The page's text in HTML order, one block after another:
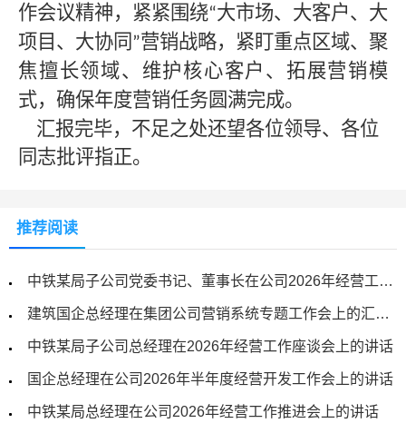
作会议精神，紧紧围绕“大市场、大客户、大
项目、大协同 ”营销战略，紧盯重点区域、聚
焦擅长领域、维护核心客户、拓展营销模
式，确保年度营销任务圆满完成。
汇报完毕，不足之处还望各位领导、各位
同志批评指正。
推荐阅读
中铁某局子公司党委书记、董事长在公司2026年经营工作会议上的讲话
建筑国企总经理在集团公司营销系统专题工作会上的汇报发言材料
中铁某局子公司总经理在2026年经营工作座谈会上的讲话
国企总经理在公司2026年半年度经营开发工作会上的讲话
中铁某局总经理在公司2026年经营工作推进会上的讲话